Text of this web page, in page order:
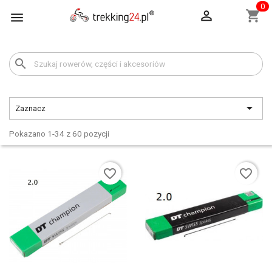
 shopping_cart
0

search
Zaznacz 
Pokazano 1-34 z 60 pozycji
favorite_border favorite_border